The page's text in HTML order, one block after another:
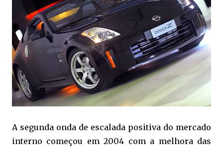
A segunda onda de escalada positiva do mercado
interno começou em 2004 com a melhora das